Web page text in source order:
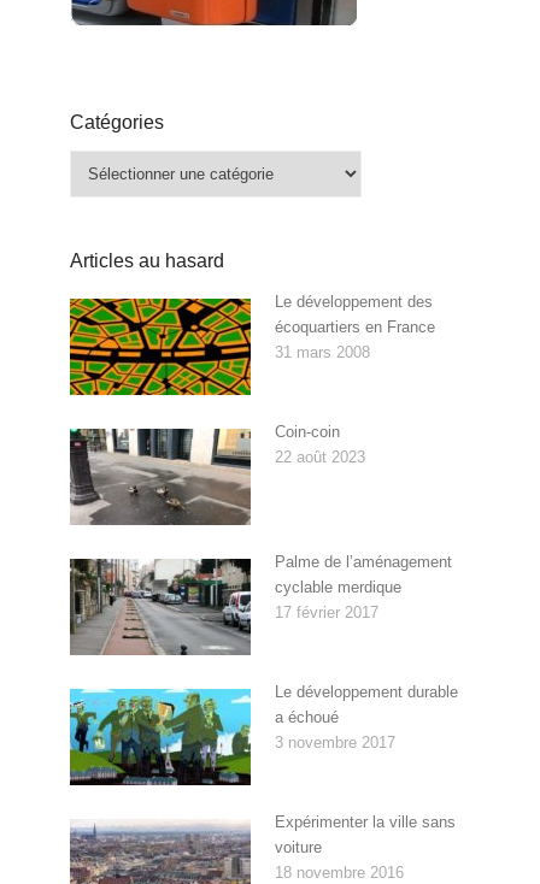
Catégories
Catégories
Articles au hasard
Le développement des
écoquartiers en France
31 mars 2008
Coin-coin
22 août 2023
Palme de l’aménagement
cyclable merdique
17 février 2017
Le développement durable
a échoué
3 novembre 2017
Expérimenter la ville sans
voiture
18 novembre 2016